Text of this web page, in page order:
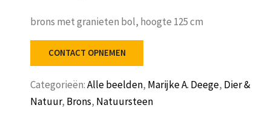
brons met granieten bol, hoogte 125 cm
CONTACT OPNEMEN
Categorieën:Alle beelden, Marijke A. Deege, Dier &
Natuur, Brons, Natuursteen